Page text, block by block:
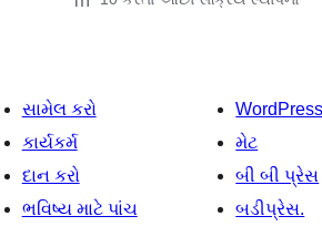
સામેલ કરો
કાર્યકર્મ
દાન કરો
ભવિષ્ય માટે પાંચ
મેટ
બી બી પ્રેસ
બડીપ્રેસ.